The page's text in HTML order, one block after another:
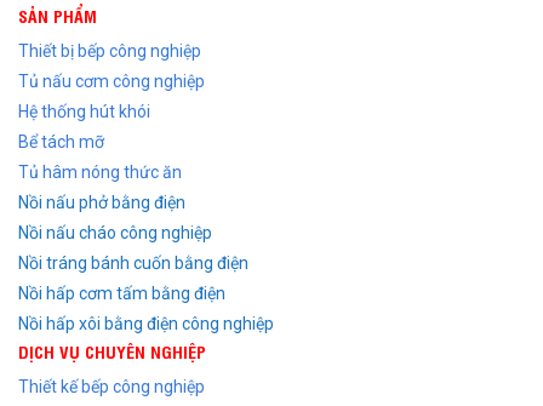
SẢN PHẨM
Thiết bị bếp công nghiệp
Tủ nấu cơm công nghiệp
Hệ thống hút khói
Bể tách mỡ
Tủ hâm nóng thức ăn
Nồi nấu phở bằng điện
Nồi nấu cháo công nghiệp
Nồi tráng bánh cuốn bằng điện
Nồi hấp cơm tấm bằng điện
Nồi hấp xôi bằng điện công nghiệp
DỊCH VỤ CHUYÊN NGHIỆP
Thiết kế bếp công nghiệp